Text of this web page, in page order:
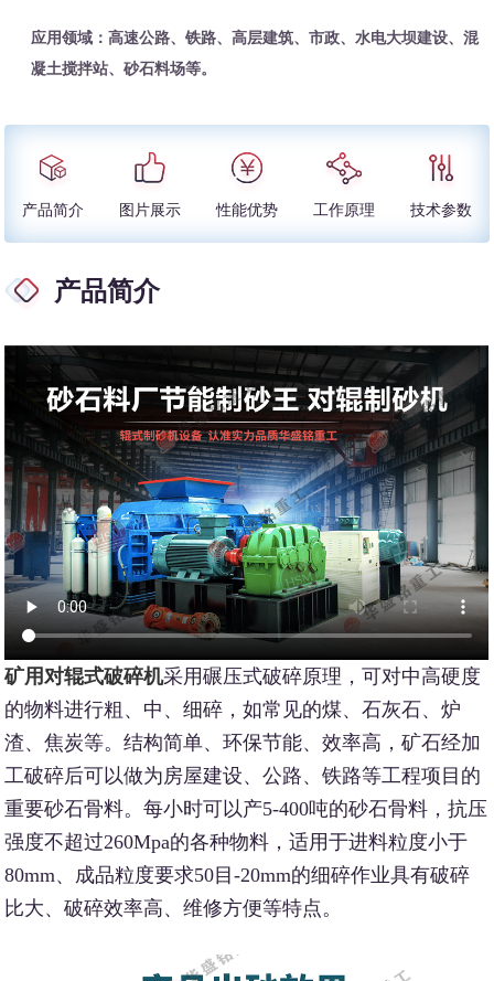
应用领域：高速公路、铁路、高层建筑、市政、水电大坝建设、混
凝土搅拌站、砂石料场等。
产品简介 图片展示 性能优势 工作原理 技术参数
产品简介
矿用对辊式破碎机采用碾压式破碎原理，可对中高硬度
的物料进行粗、中、细碎，如常见的煤、石灰石、炉
渣、焦炭等。结构简单、环保节能、效率高，矿石经加
工破碎后可以做为房屋建设、公路、铁路等工程项目的
重要砂石骨料。每小时可以产5-400吨的砂石骨料，抗压
强度不超过260Mpa的各种物料，适用于进料粒度小于
80mm、成品粒度要求50目-20mm的细碎作业具有破碎
比大、破碎效率高、维修方便等特点。